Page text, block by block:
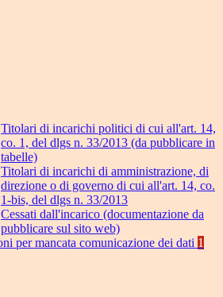
Titolari di incarichi politici di cui all'art. 14,
co. 1, del dlgs n. 33/2013 (da pubblicare in
tabelle)
Titolari di incarichi di amministrazione, di
direzione o di governo di cui all'art. 14, co.
1-bis, del dlgs n. 33/2013
Cessati dall'incarico (documentazione da
pubblicare sul sito web)
per mancata comunicazione dei dati 1